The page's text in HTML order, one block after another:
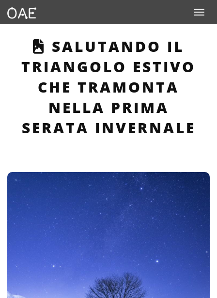
Toggle
THIS PAGE
SALUTANDO IL
TRIANGOLO ESTIVO
CHE TRAMONTA
NELLA PRIMA
SERATA INVERNALE